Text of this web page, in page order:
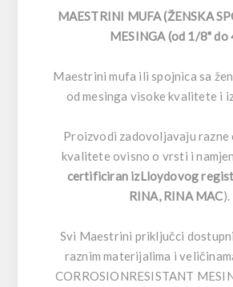
MAESTRINI MUFA (ŽENSKA
MESINGA (od 1/8" do
Maestrini mufa ili spojnica sa
od mesinga visoke kvalitete i
Proizvodi zadovoljavaju
kvalitete ovisno o vrsti i
certificiran izLloydovog
RINA, RINA MAC).
Svi Maestrini priključci
raznim materijalima i
CORROSIONRESISTANT